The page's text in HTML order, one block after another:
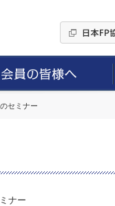
セミナー
ナー